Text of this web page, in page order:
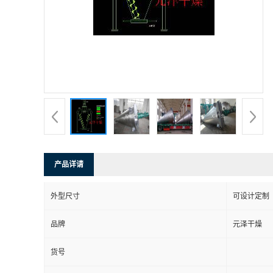
产品详请
外型尺寸 可设计定制
品牌 元泽干燥
货号